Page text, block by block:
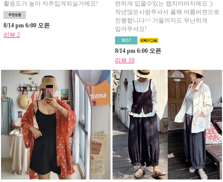
활용도가 높아 자주입게되실거에요!
8/14 pm 6:00 오픈
리뷰 2
편하게 입을수있는 랩치마바지에요 :)
작년많은사랑주셔서 올해 여름버젼으로
진행합니다^^ 가을까지도 무난하게
입어주셔요!
8/14 pm 6:00 오픈
리뷰 10